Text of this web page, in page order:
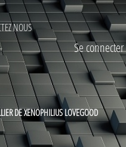
NOUS
Se connecter
DE XENOPHILIUS LOVEGOOD